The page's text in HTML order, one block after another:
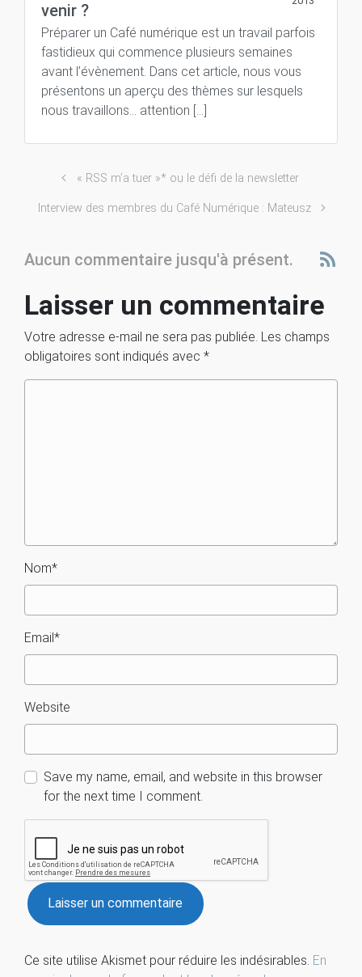
venir ?
Préparer un Café numérique est un travail parfois
fastidieux qui commence plusieurs semaines
avant l’évènement. Dans cet article, nous vous
présentons un aperçu des thèmes sur lesquels
nous travaillons… attention […]
« RSS m’a tuer »* ou le défi de la newsletter
Interview des membres du Café Numérique : Mateusz
Aucun commentaire jusqu'à présent.
Laisser un commentaire
Votre adresse e-mail ne sera pas publiée. Les champs
obligatoires sont indiqués avec *
Nom*
Email *
Website
Save my name, email, and website in this browser
for the next time I comment.
Ce site utilise Akismet pour réduire les indésirables. En